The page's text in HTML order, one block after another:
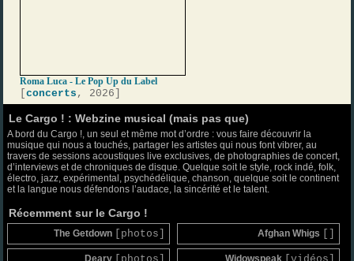
Roma Luca - Le Pop Up du Label
[concerts , 2026]
Le Cargo ! : Webzine musical (mais pas que)
A bord du Cargo !, un seul et même mot d’ordre : vous faire découvrir la
musique qui nous a touchés, partager les artistes qui nous font vibrer, au
travers de sessions acoustiques live exclusives, de photographies de concert,
d’interviews et de chroniques de disque. Quelque soit le style, rock indé, folk,
électro, jazz, expérimental, psychédélique, chanson, quelque soit le continent
et la langue nous défendons l’audace, la sincérité et le talent.
Récemment sur le Cargo !
The Getdown [photos] Afghan Whigs
Deary Widowspeak